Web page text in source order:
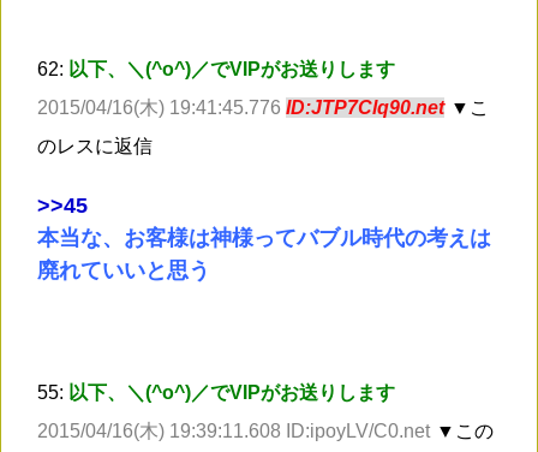
62: 以下、＼(^o^)／でVIPがお送りします
2015/04/16(木) 19:41:45.776 ID:JTP7Clq90.net ▼こ
のレスに返信
>>45
本当な、お客様は神様ってバブル時代の考えは
廃れていいと思う
55: 以下、＼(^o^)／でVIPがお送りします
2015/04/16(木) 19:39:11.608 ID:ipoyLV/C0.net ▼この